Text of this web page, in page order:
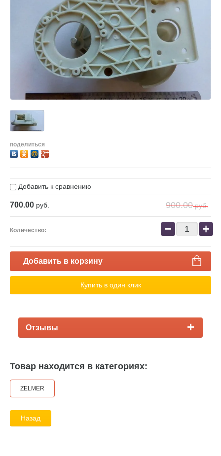
поделиться
Добавить к сравнению
700.00 руб. 900.00руб.
Количество: − +
Добавить в корзину
Купить в один клик
Отзывы
Товар находится в категориях:
ZELMER
Назад